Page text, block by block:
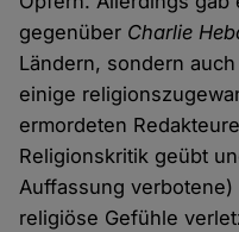
gegenüber Charlie
Ländern, sondern
einige
ermordeten
Religionskritik geübt
Auffassung
religiöse Gefühle